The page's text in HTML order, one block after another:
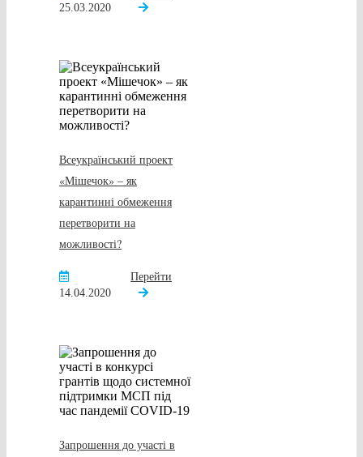
25.03.2020
Всеукраїнський проект
«Мішечок» – як
карантинні обмеження
перетворити на
можливості?
14.04.2020
Перейти
Запрошення до участі в